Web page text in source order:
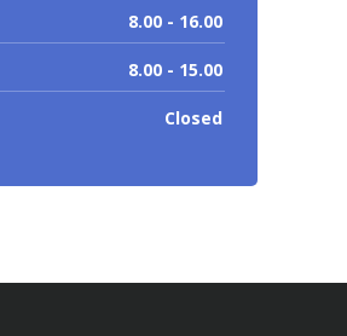
8.00 - 16.00
8.00 - 15.00
Closed